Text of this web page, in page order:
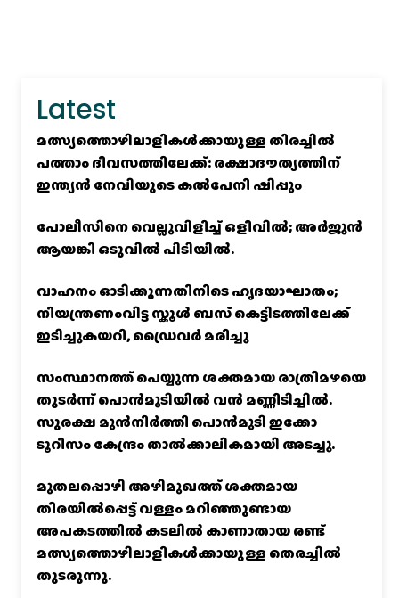
Latest
മത്സ്യത്തൊഴിലാളികള്‍ക്കായുള്ള തിരച്ചില്‍
പത്താം ദിവസത്തിലേക്ക്: രക്ഷാദൗത്യത്തിന്
ഇന്ത്യൻ നേവിയുടെ കല്‍പേനി ഷിപ്പും
പോലീസിനെ വെല്ലുവിളിച്ച്‌ ഒളിവില്‍; അര്‍ജുന്‍
ആയങ്കി ഒടുവില്‍ പിടിയില്‍.
വാഹനം ഓടിക്കുന്നതിനിടെ ഹൃദയാഘാതം;
നിയന്ത്രണംവിട്ട സ്കൂൾ ബസ് കെട്ടിടത്തിലേക്ക്
ഇടിച്ചുകയറി, ഡ്രൈവർ മരിച്ചു
സംസ്ഥാനത്ത് പെയ്യുന്ന ശക്തമായ രാത്രിമഴയെ
തുടർന്ന് പൊൻമുടിയില്‍ വൻ മണ്ണിടിച്ചില്‍.
സുരക്ഷ മുൻനിർത്തി പൊൻമുടി ഇക്കോ
ടൂറിസം കേന്ദ്രം താല്‍ക്കാലികമായി അടച്ചു.
മുതലപ്പൊഴി അഴിമുഖത്ത് ശക്തമായ
തിരയിൽപ്പെട്ട് വള്ളം മറിഞ്ഞുണ്ടായ
അപകടത്തിൽ കടലിൽ കാണാതായ രണ്ട്
മത്സ്യത്തൊഴിലാളികൾക്കായുള്ള തെരച്ചിൽ
തുടരുന്നു.